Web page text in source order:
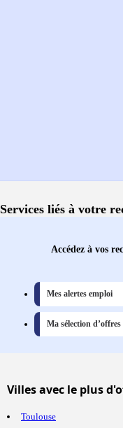
Services liés à votre
Accédez à vos
Mes alertes emploi
Ma sélection d’offres
Villesavec le plus
Toulouse